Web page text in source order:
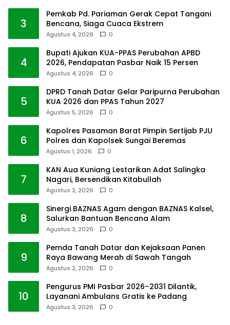
3
Pemkab Pd. Pariaman Gerak Cepat Tangani
Bencana, Siaga Cuaca Ekstrem
Agustus 4, 2026 0
4
Bupati Ajukan KUA-PPAS Perubahan APBD
2026, Pendapatan Pasbar Naik 15 Persen
Agustus 4, 2026 0
5
DPRD Tanah Datar Gelar Paripurna Perubahan
KUA 2026 dan PPAS Tahun 2027
Agustus 5, 2026 0
6
Kapolres Pasaman Barat Pimpin Sertijab PJU
Polres dan Kapolsek Sungai Beremas
Agustus 1, 2026 0
7
KAN Aua Kuniang Lestarikan Adat Salingka
Nagari, Bersendikan Kitabullah
Agustus 2, 2026 0
8
Sinergi BAZNAS Agam dengan BAZNAS Kalsel,
Salurkan Bantuan Bencana Alam
Agustus 3, 2026 0
9
Pemda Tanah Datar dan Kejaksaan Panen
Raya Bawang Merah di Sawah Tangah
Agustus 2, 2026 0
10
Pengurus PMI Pasbar 2026–2031 Dilantik,
Layanani Ambulans Gratis ke Padang
Agustus 3, 2026 0